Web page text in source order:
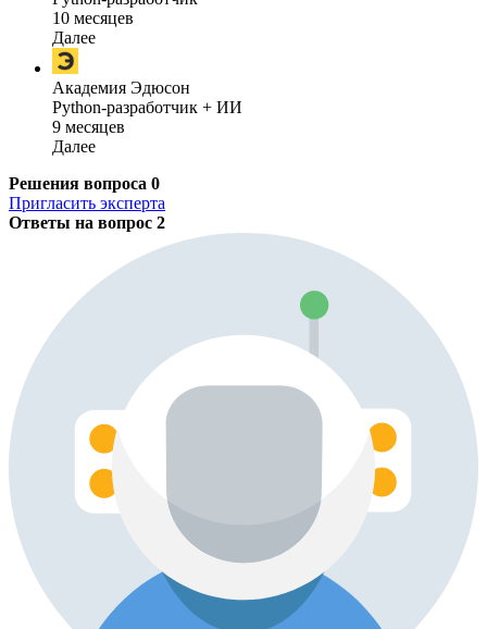
10 месяцев
Далее
Академия Эдюсон
Python-разработчик + ИИ
9 месяцев
Далее
Решения вопроса 0
Пригласить эксперта
Ответы на вопрос 2